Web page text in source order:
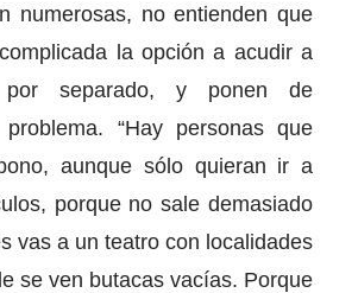
numerosas, no entienden que
la opción a acudir a
por separado, y ponen de
“Hay personas que
aunque sólo quieran ir a
porque no sale demasiado
vas a un teatro con localidades
se ven butacas vacías. Porque